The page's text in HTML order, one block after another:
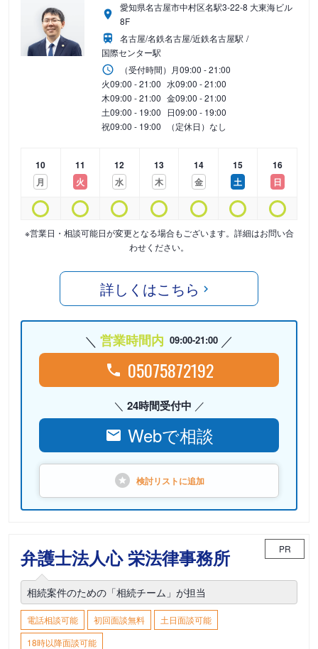
愛知県名古屋市中村区名駅3-22-8 大東海ビル
8F
名古屋/名鉄名古屋/近鉄名古屋駅
国際センター駅
（受付時間） 月09:00 - 21:00
火09:00 - 21:00 水09:00 - 21:00
木09:00 - 21:00 金09:00 - 21:00
土09:00 - 19:00 日09:00 - 19:00
祝09:00 - 19:00 （定休日）なし
10
月
11
火
12
水
13
木
14
金
15
土
16
日
※営業日・相談可能日が変更となる場合もございます。詳細はお問い合
わせください。
詳しくはこちら
営業時間内 09:00-21:00
05075872192
24時間受付中
Webで相談
検討リストに追加
弁護士法人心 栄法律事務所 PR
相続案件のための「相続チーム」が担当
電話相談可能 初回面談無料
土日面談可能
18時以降面談可能